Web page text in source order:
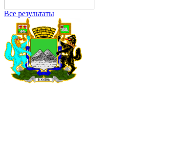
Все результаты